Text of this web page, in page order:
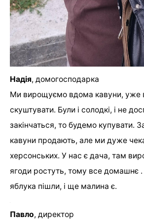
Надія, домогосподарка
Ми вирощуємо вдома кавуни, уже
скуштувати. Були і солодкі, і не
закінчаться, то будемо купувати.
кавуни продають, але ми дуже
херсонських. У нас є дача, там
ягоди ростуть, тому все домашнє
яблука пішли, і ще малина є.
Павло, директор